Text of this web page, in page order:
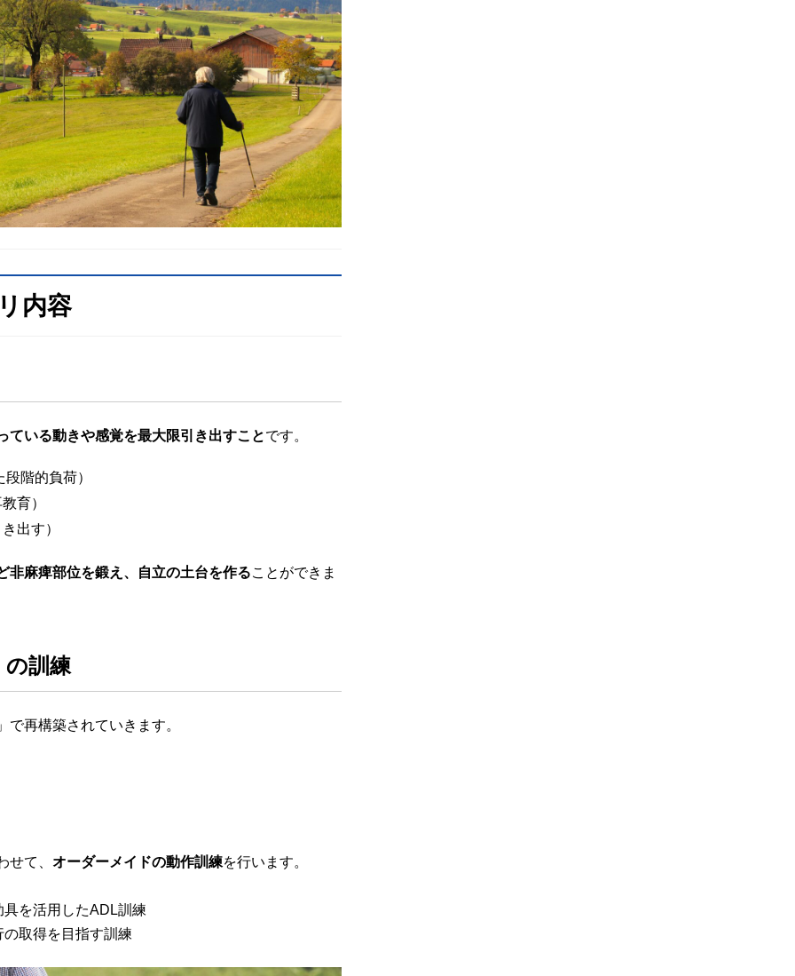
内容
ている動きや感覚を最大限引き出すことです。
階的負荷）
育）
出す）
非麻痺部位を鍛え、自立の土台を作ることができま
の訓練
再構築されていきます。
せて、 オーダーメイドの動作訓練を行います。
を活用したADL訓練
取得を目指す訓練